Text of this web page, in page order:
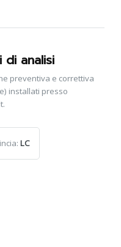
di analisi
preventiva e correttiva
installati presso
LC